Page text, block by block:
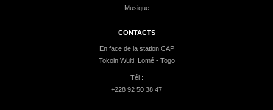
Musique
CONTACTS
En face de la station CAP
Tokoin Wuiti, Lomé - Togo
Tél :
+228 92 50 38 47